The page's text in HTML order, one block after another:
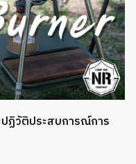
ปฏิวัติประสบการณ์การ